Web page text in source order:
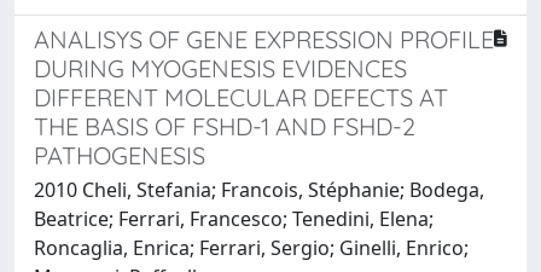
ANALISYS OF GENE EXPRESSION PROFILE
DURING MYOGENESIS EVIDENCES
DIFFERENT MOLECULAR DEFECTS AT
THE BASIS OF FSHD-1 AND FSHD-2
PATHOGENESIS
2010 Cheli, Stefania; Francois, Stéphanie; Bodega,
Beatrice; Ferrari, Francesco; Tenedini, Elena;
Roncaglia, Enrica; Ferrari, Sergio; Ginelli, Enrico;